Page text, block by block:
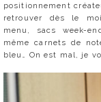
positionnement
retrouver dès le
menu, sacs week-
même carnets de
bleu… On est mal, je